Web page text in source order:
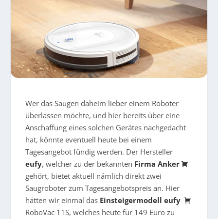
Wer das Saugen daheim lieber einem Roboter
überlassen möchte, und hier bereits über eine
Anschaffung eines solchen Gerätes nachgedacht
hat, könnte eventuell heute bei einem
Tagesangebot fündig werden. Der Hersteller
eufy, welcher zu der bekannten Firma Anker
gehört, bietet aktuell nämlich direkt zwei
Saugroboter zum Tagesangebotspreis an. Hier
hätten wir einmal das Einsteigermodell eufy
RoboVac 11S, welches heute für 149 Euro zu